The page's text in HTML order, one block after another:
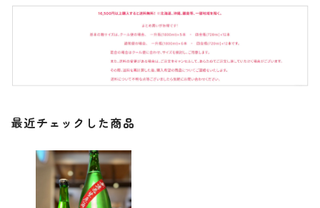
最近チェックした商品